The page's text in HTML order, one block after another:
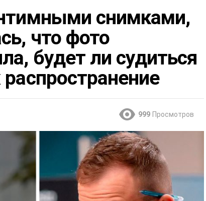
снимками,
что фото
будет ли судиться
999 Просмотров